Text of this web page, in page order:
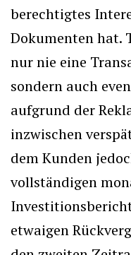
berechtigtes
Dokumenten hat.
nur nie eine
sondern auch
aufgrund der
inzwischen
dem Kunden
vollständigen
etwaigen